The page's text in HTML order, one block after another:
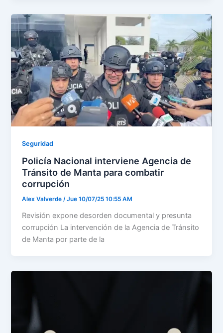
Seguridad
Policía Nacional interviene Agencia de
Tránsito de Manta para combatir
corrupción
Alex Valverde /Jue 10/07/25 10:55 AM
Revisión expone desorden documental y presunta
corrupción La intervención de la Agencia de Tránsito
de Manta por parte de la